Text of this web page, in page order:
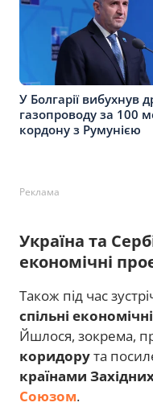
У Болгарії вибухнув
газопроводу за 100
кордону з Румунією
Реклама
Україна та
економічні
Також під час
спільні
Йшлося, зокрема,
коридорута
країнами
Союзом.